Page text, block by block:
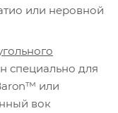
или неровной
специально для
или
вок